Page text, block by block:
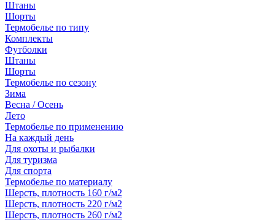
Штаны
Шорты
Термобелье по типу
Комплекты
Футболки
Штаны
Шорты
Термобелье по сезону
Зима
Весна / Осень
Лето
Термобелье по применению
На каждый день
Для охоты и рыбалки
Для туризма
Для спорта
Термобелье по материалу
Шерсть, плотность 160 г/м2
Шерсть, плотность 220 г/м2
Шерсть, плотность 260 г/м2